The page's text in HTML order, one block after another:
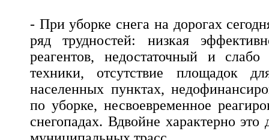
- При уборке снега на дорогах
ряд трудностей: низкая
реагентов, недостаточный и
техники, отсутствие площадок
населенных пунктах,
по уборке, несвоевременное
снегопадах. Вдвойне характерно